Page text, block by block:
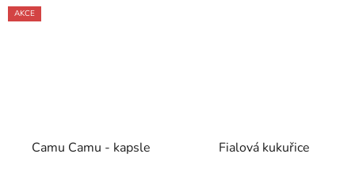
AKCE
Camu Camu - kapsle Fialová kukuřice